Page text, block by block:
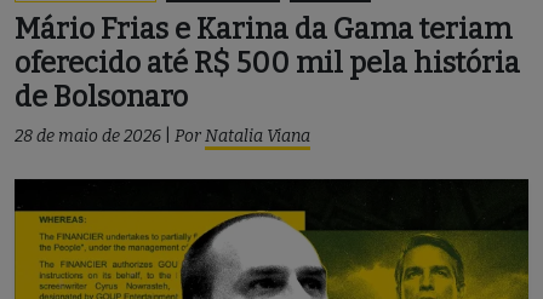
Mário Frias e Karina da Gama teriam
oferecido até R$ 500 mil pela história
de Bolsonaro
28 de maio de 2026 PorNatalia Viana